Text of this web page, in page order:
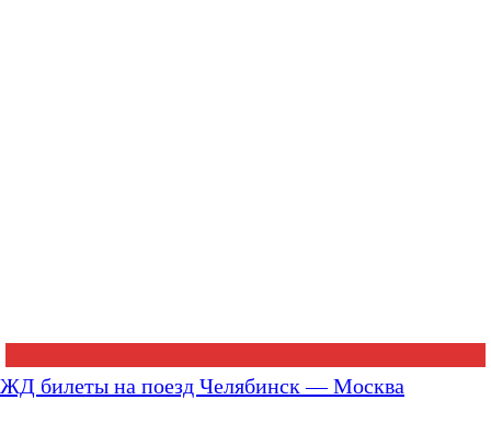
ЖД билеты на поезд Челябинск — Москва